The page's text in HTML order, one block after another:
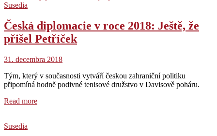
Susedia
Česká diplomacie v roce 2018: Ještě, že
přišel Petříček
31. decembra 2018
Tým, který v současnosti vytváří českou zahraniční politiku
připomíná hodně podivné tenisové družstvo v Davisově poháru.
Read more
Susedia